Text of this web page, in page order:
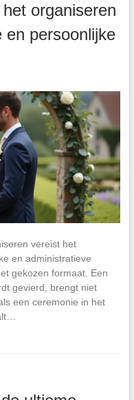
organiseren
en persoonlijke
vereist het
en administratieve
gekozen formaat. Een
gevierd, brengt niet
een ceremonie in het